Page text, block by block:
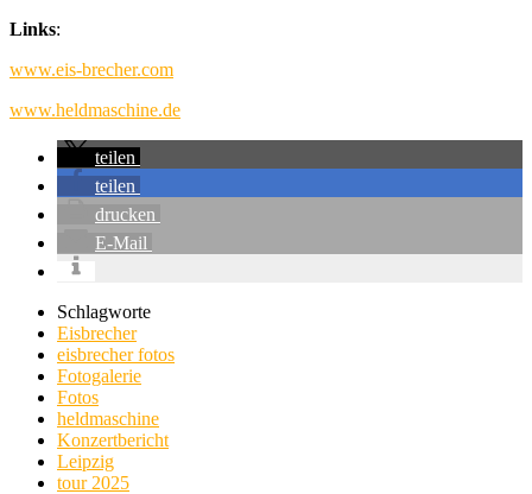
Links:
www.eis-brecher.com
www.heldmaschine.de
teilen
teilen
drucken
E-Mail
Schlagworte
Eisbrecher
eisbrecher fotos
Fotogalerie
Fotos
heldmaschine
Konzertbericht
Leipzig
tour 2025